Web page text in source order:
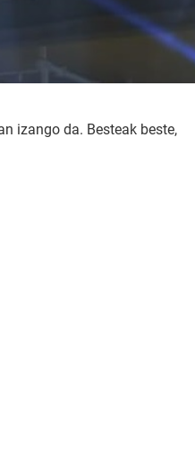
izango da. Besteak beste,